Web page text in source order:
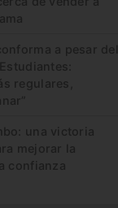
a pesar del
regulares,
una victoria
mejorar la
confianza